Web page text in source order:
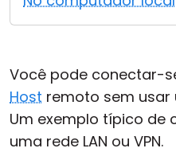
Você pode conectar-
Host remoto sem usar
Um exemplo típico de
uma rede LAN ou VPN.
Nuvem & Local